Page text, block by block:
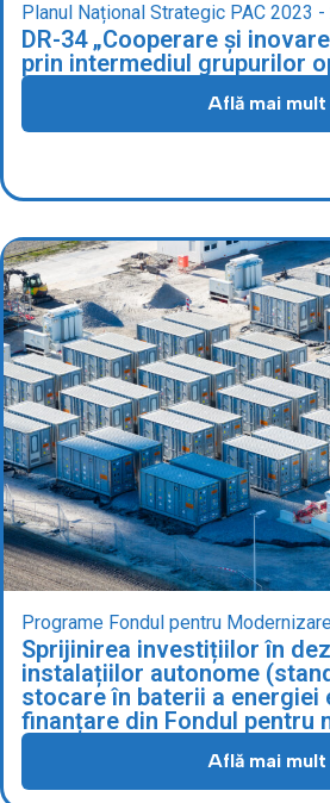
Planul Național Strategic PAC 2023
DR-34 „Cooperare și
prin intermediul grupurilor
Află mai mult
Programe Fondul pentru
Sprijinirea investițiilor în
instalațiilor autonome
stocare în baterii a energiei
finanțare din Fondul pentru
Află mai mult